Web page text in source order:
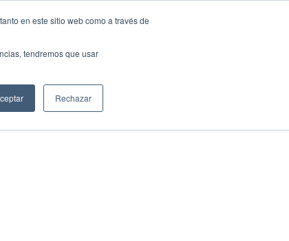
en este sitio web como a través de
tendremos que usar
Rechazar
Compartir: